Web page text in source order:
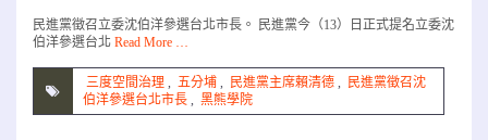
民進黨徵召立委沈伯洋參選台北市長。 民進黨今（13）日正式提名立委沈
伯洋參選台北 Read More …
三度空間治理 , 五分埔 , 民進黨主席賴清德 ,
民進黨徵召沈
伯洋參選台北市長 , 黑熊學院